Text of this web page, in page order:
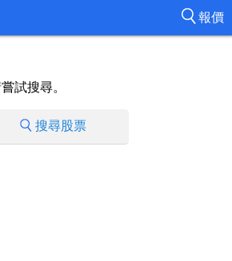
報價
試搜尋。
搜尋股票